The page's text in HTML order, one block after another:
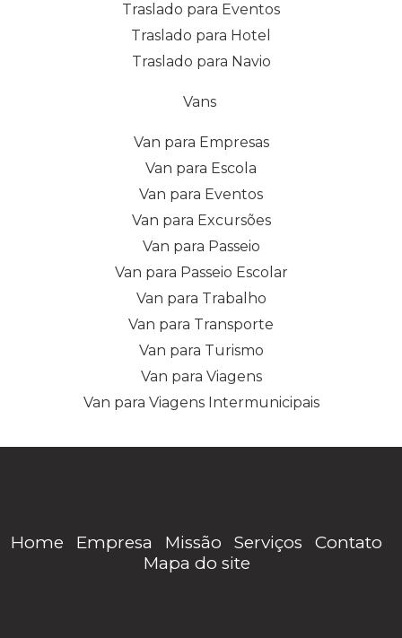
Traslado para Eventos
Traslado para Hotel
Traslado para Navio
Vans
Van para Empresas
Van para Escola
Van para Eventos
Van para Excursões
Van para Passeio
Van para Passeio Escolar
Van para Trabalho
Van para Transporte
Van para Turismo
Van para Viagens
Van para Viagens Intermunicipais
Home Empresa Missão Serviços
Contato
Mapa do site